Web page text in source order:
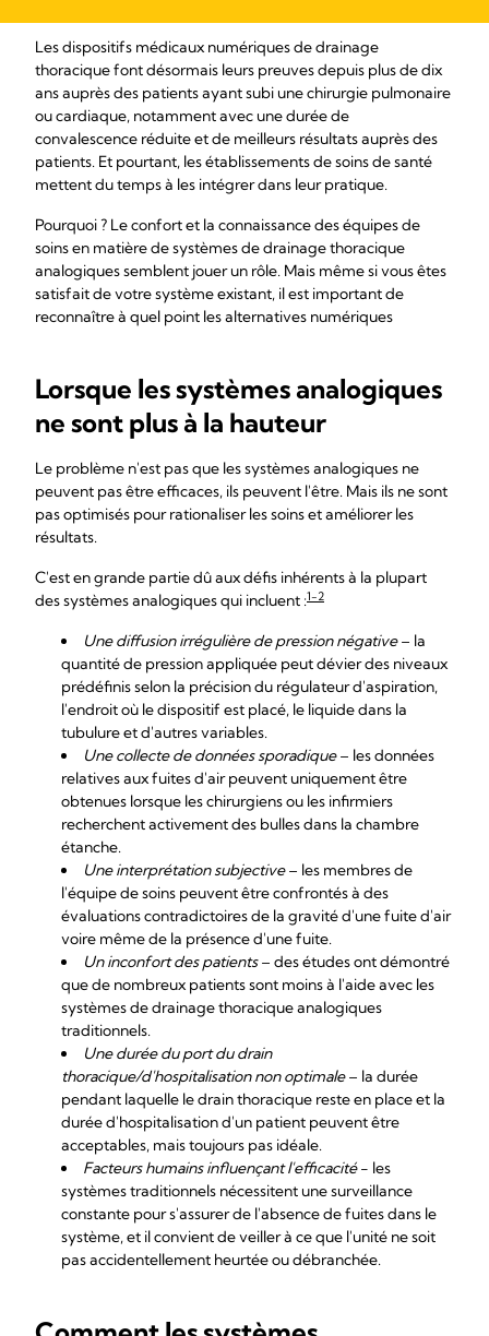
Les dispositifs médicaux numériques de drainage
thoracique font désormais leurs preuves depuis plus de dix
ans auprès des patients ayant subi une chirurgie pulmonaire
ou cardiaque, notamment avec une durée de
convalescence réduite et de meilleurs résultats auprès des
patients. Et pourtant, les établissements de soins de santé
mettent du temps à les intégrer dans leur pratique.
Pourquoi ? Le confort et la connaissance des équipes de
soins en matière de systèmes de drainage thoracique
analogiques semblent jouer un rôle. Mais même si vous êtes
satisfait de votre système existant, il est important de
reconnaître à quel point les alternatives numériques
Lorsque les systèmes analogiques
ne sont plus à la hauteur
Le problème n'est pas que les systèmes analogiques ne
peuvent pas être efficaces, ils peuvent l'être. Mais ils ne sont
pas optimisés pour rationaliser les soins et améliorer les
résultats.
C'est en grande partie dû aux défis inhérents à la plupart
des systèmes analogiques qui incluent :1-2
Une diffusion irrégulière de pression négative– la
quantité de pression appliquée peut dévier des niveaux
prédéfinis selon la précision du régulateur d'aspiration,
l'endroit où le dispositif est placé, le liquide dans la
tubulure et d'autres variables.
Une collecte de données sporadique– les données
relatives aux fuites d'air peuvent uniquement être
obtenues lorsque les chirurgiens ou les infirmiers
recherchent activement des bulles dans la chambre
étanche.
Une interprétation subjective– les membres de
l'équipe de soins peuvent être confrontés à des
évaluations contradictoires de la gravité d'une fuite d'air
voire même de la présence d'une fuite.
Un inconfort des patients– des études ont démontré
que de nombreux patients sont moins à l'aide avec les
systèmes de drainage thoracique analogiques
traditionnels.
Une durée du port du drain
thoracique/d'hospitalisation non optimale– la durée
pendant laquelle le drain thoracique reste en place et la
durée d'hospitalisation d'un patient peuvent être
acceptables, mais toujours pas idéale.
Facteurs humains influençant l'efficacité- les
systèmes traditionnels nécessitent une surveillance
constante pour s'assurer de l'absence de fuites dans le
système, et il convient de veiller à ce que l'unité ne soit
pas accidentellement heurtée ou débranchée.